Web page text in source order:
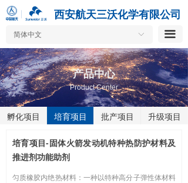
끀
ꀅ
简体中文
按钮
西安航天三沃化学有限公司
产品中心
Product Center
孵化项目 培育项目 批产项目 升级项目
培育项目-固体火箭发动机特种热防护材料及
推进剂功能助剂
匀质橡胶内绝热材料：一种以特种高分子弹性体材料